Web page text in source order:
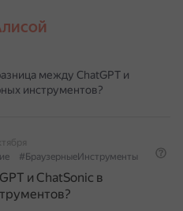
между ChatGPT и
инструментов?
#БраузерныеИнструменты
и ChatSonic в